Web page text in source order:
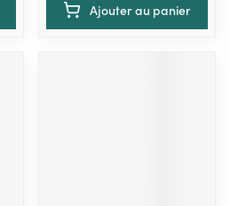
Ajouter au panier